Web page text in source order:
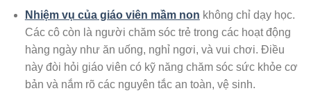
Nhiệm vụ của giáo viên mầm non không chỉ dạy học.
Các cô còn là người chăm sóc trẻ trong các hoạt động
hàng ngày như ăn uống, nghỉ ngơi, và vui chơi. Điều
này đòi hỏi giáo viên có kỹ năng chăm sóc sức khỏe cơ
bản và nắm rõ các nguyên tắc an toàn, vệ sinh.